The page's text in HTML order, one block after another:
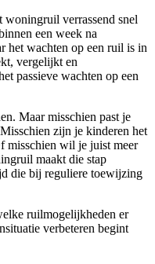
woningruil verrassend snel
een week na
het wachten op een ruil is in
vergelijkt en
passieve wachten op een
Maar misschien past je
zijn je kinderen het
misschien wil je juist meer
maakt die stap
die bij reguliere toewijzing
ruilmogelijkheden er
verbeteren begint